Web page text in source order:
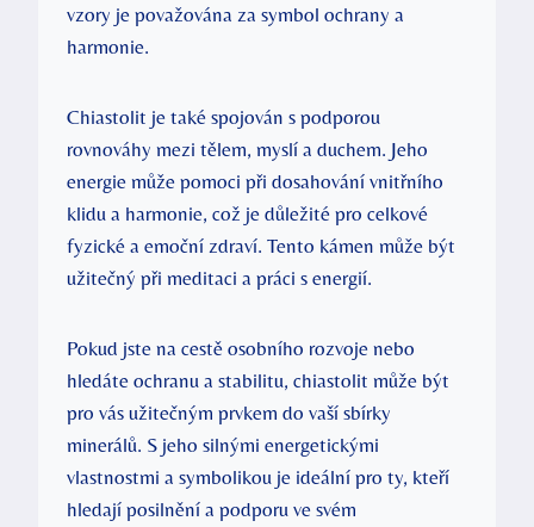
vzory je považována za symbol ochrany a
harmonie.
Chiastolit je také spojován s podporou
rovnováhy mezi tělem, myslí a duchem. Jeho
energie může pomoci při dosahování vnitřního
klidu a harmonie, což je důležité pro celkové
fyzické a emoční zdraví. Tento kámen může být
užitečný při meditaci a práci s energií.
Pokud jste na cestě osobního rozvoje nebo
hledáte ochranu a stabilitu, chiastolit může být
pro vás užitečným prvkem do vaší sbírky
minerálů. S jeho silnými energetickými
vlastnostmi a symbolikou je ideální pro ty, kteří
hledají posilnění a podporu ve svém